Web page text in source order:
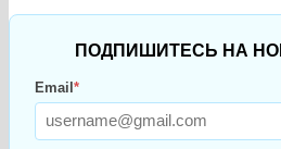
ПОДПИШИТЕСЬ НА
Email *